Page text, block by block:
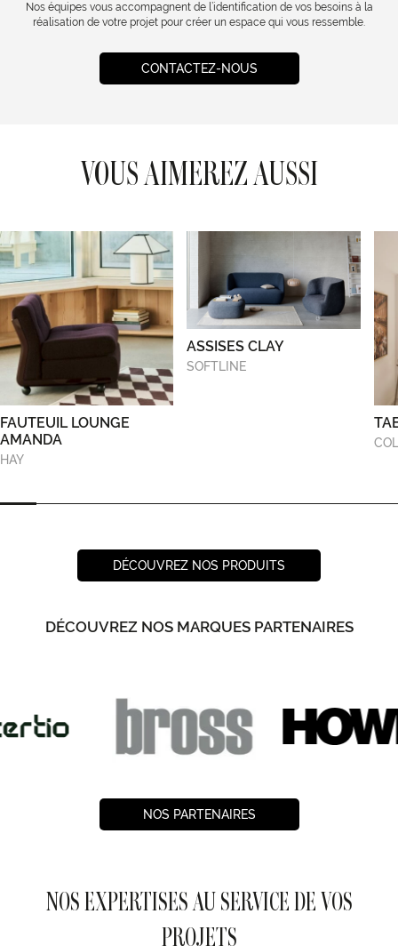
Nos équipes vous accompagnent de l’identification de vos besoins à la
réalisation de votre projet pour créer un espace qui vous ressemble.
CONTACTEZ-NOUS
VOUS AIMEREZ AUSSI
FAUTEUIL LOUNGE
AMANDA
HAY
ASSISES CLAY
SOFTLINE
DÉCOUVREZ NOS PRODUITS
DÉCOUVREZ NOS MARQUES PARTENAIRES
NOS PARTENAIRES
NOS EXPERTISES AU SERVICE DE VOS
PROJETS